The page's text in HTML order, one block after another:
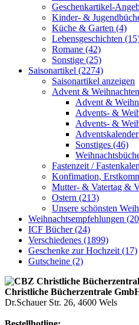
Geschenkartikel-
Kinder- &
Küche & Garten (4)
Lebensgeschichten
Romane (42)
Sonstige (25)
Saisonartikel (2274)
Saisonartikel anzeigen
Advent &
Advent &
Advents- &
Advents- &
Sonstiges (46)
Fastenzeit /
Konfimation,
Mutter- & Vatertag &
Ostern (213)
Unsere schönsten
Weihnachtsempfehlungen
ICF Bücher (24)
Verschiedenes (1899)
Geschenke zur Hochzeit (17)
Gutscheine (2)
Christliche Bücherzentrale
Dr.Schauer Str. 26, 4600 Wels